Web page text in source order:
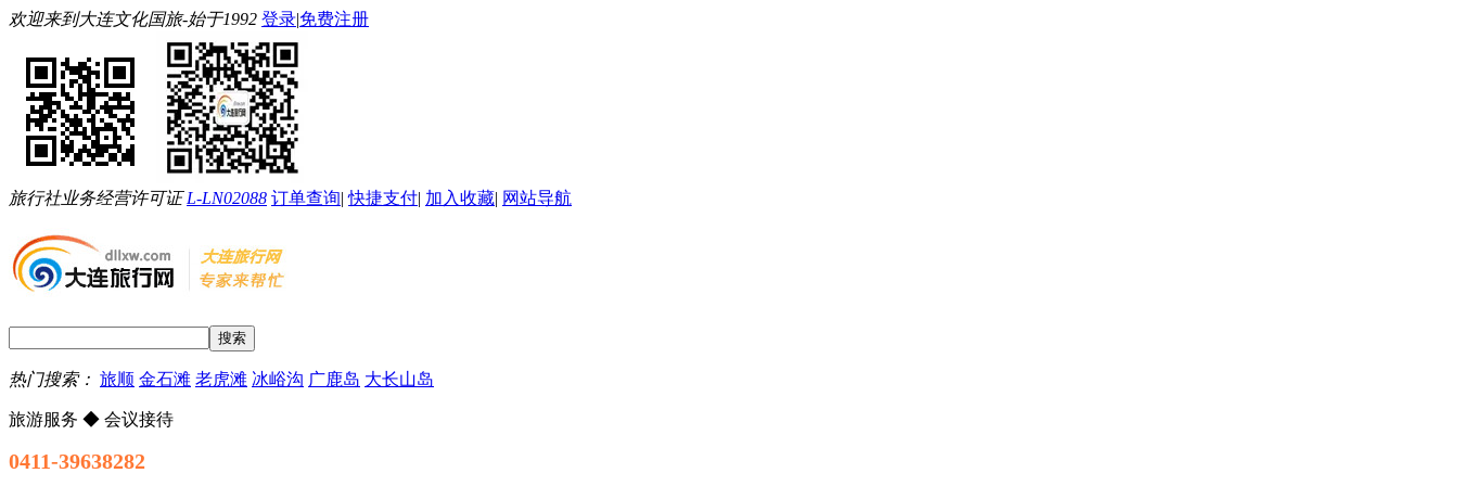
欢迎来到大连文化国旅-始于1992 登录|免费注册
旅行社业务经营许可证L-LN02088 订单查询|快捷支付| 加入收藏| 网站导航
热门搜索： 旅顺 金石滩 老虎滩 冰峪沟 广鹿岛 大长山岛
旅游服务 ◆ 会议接待
0411-39638282